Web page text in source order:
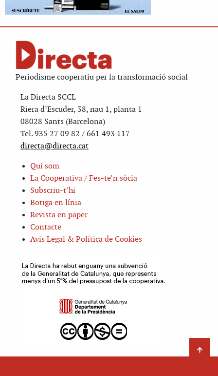
Periodisme cooperatiu per la transformació social
La Directa SCCL
Riera d’Escuder, 38, nau 1, planta 1
08028 Sants (Barcelona)
Tel. 935 27 09 82 / 661 493 117
directa@directa.cat
Qui som
La Cooperativa / Fes-te’n sòcia
Subscriu-t’hi
Botiga en línia
Revista en paper
Contacte
Avis Legal & Política de Cookies